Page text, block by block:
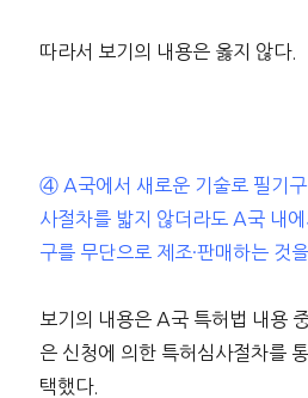
따라서 보기의 내용은 옳지 않다.
④ A국에서 새로운 기술로 필기구
사절차를 밟지 않더라도 A국 내에
구를 무단으로 제조·판매하는 것
보기의 내용은 A국 특허법 내용
은 신청에 의한 특허심사절차를
택했다.